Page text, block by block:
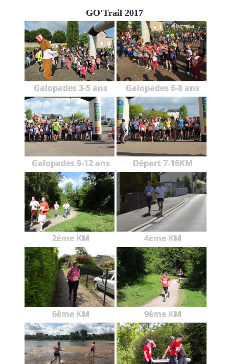
GO'Trail 2017
Galopades 3-5 ans Galopades 6-8 ans
Galopades 9-12 ans Départ 7-16KM
2ème KM 4ème KM
6ème KM 9ème KM